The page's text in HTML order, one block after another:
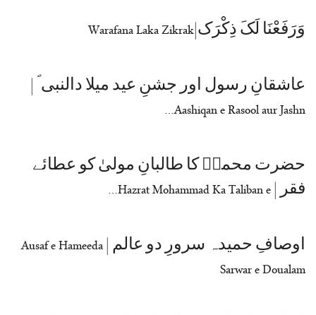
وَرَفَعْنَا لَکَ ذِکْرَک|Warafana Laka Zikrak
عاشقانِ رسول اور جشنِ عید میلا دالنبی ؐ |
Aashiqan e Rasool aur Jashn…
حضرت محمدؐ کا طالبانِ مولیٰ کو عطائے
فقر | Hazrat Mohammad Ka Taliban e…
اوصافِ حمیدہ سرورِ دو عالم | Ausaf e Hameeda
Sarwar e Doualam